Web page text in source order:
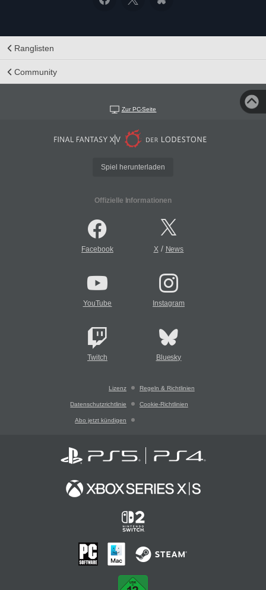
Ranglisten
Community
Zur PC-Seite
Spiel herunterladen
Offizielle Informationen
Facebook X/ News
YouTube Instagram
Twitch Bluesky
Lizenz Regeln & Richtlinien
Datenschutzrichtlinie Cookie-Richtlinien
Abo jetzt kündigen